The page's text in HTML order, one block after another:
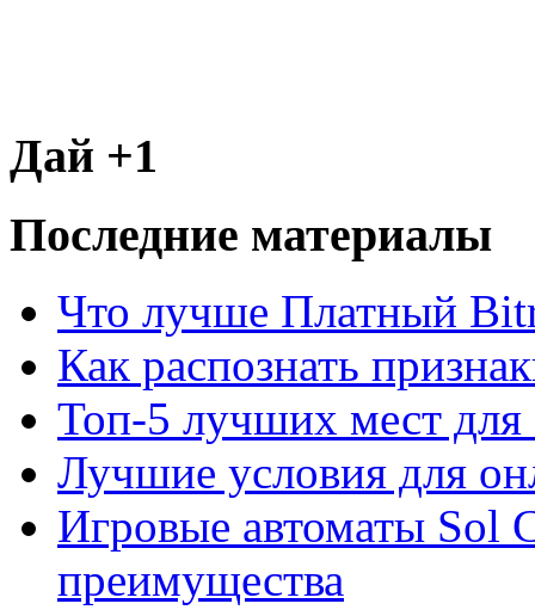
Дай +1
Последние материалы
Что лучше Платный
Как распознать
Топ-5 лучших мест для
Лучшие условия для
Игровые автоматы Sol
преимущества